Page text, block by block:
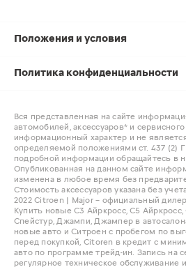
Положения и условия
Политика конфиденциальности
Вся представленная на сайте
автомобилей, аксессуаров* и
информационный характер и не
определяемой положениями ст. 437 (2)
подробной информации обращайтесь в
Опубликованная на данном сайте
изменена в любое время без
Стоимость аксессуаров указана без
2022 Citroen | Major – официальный
Купить новые С3 Айркросс, С5 Айркросс,
Спейстур, Джампи, Джампер в
новые авто и Ситроен с пробегом по
перед покупкой, Citoren в кредит с
авто по программе трейд-ин. Запись на
регулярное техническое обслуживание